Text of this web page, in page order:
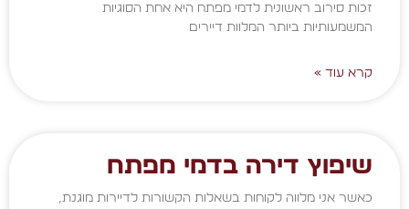
זכות סירוב ראשונית לדמי מפתח היא אחת הסוגיות
המשמעותיות ביותר המלוות דיירים
קרא עוד »
שיפוץ דירה בדמי מפתח
כאשר אני מלווה לקוחות בשאלות הקשורות לדיירות מוגנת,